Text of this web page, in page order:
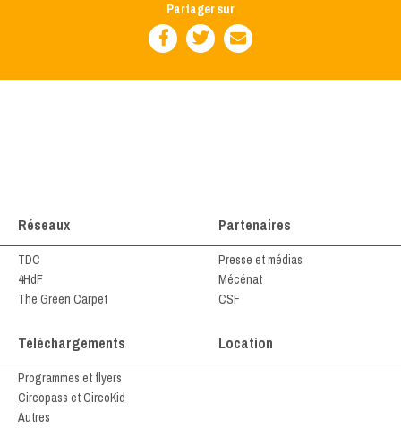
Partager sur
Réseaux
TDC
4HdF
The Green Carpet
Partenaires
Presse et médias
Mécénat
CSF
Téléchargements
Programmes et flyers
Circopass et CircoKid
Autres
Location